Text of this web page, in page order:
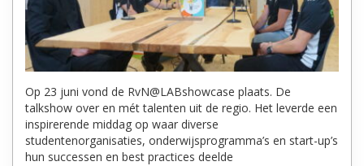
Op 23 juni vond de RvN@LABshowcase plaats. De
talkshow over en mét talenten uit de regio. Het leverde een
inspirerende middag op waar diverse
studentenorganisaties, onderwijsprogramma’s en start-up’s
hun successen en best practices deelde